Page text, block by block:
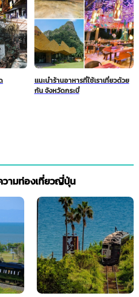
แนะนำร้านอาหารที่ใช้เราเที่ยวด้วย
กัน จังหวัดกระบี่
ามท่องเที่ยวญี่ปุ่น